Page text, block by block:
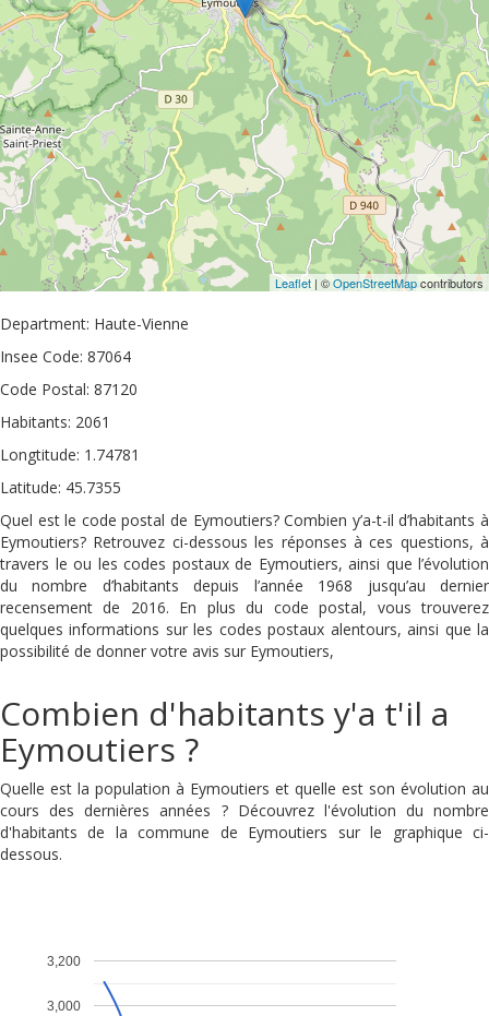
Leaflet | ©OpenStreetMapcontributors
Department: Haute-Vienne
Insee Code: 87064
Code Postal: 87120
Habitants: 2061
Longtitude: 1.74781
Latitude: 45.7355
Quel est le code postal de Eymoutiers? Combien y’a-t-il d’habitants à
Eymoutiers? Retrouvez ci-dessous les réponses à ces questions, à
travers le ou les codes postaux de Eymoutiers, ainsi que l’évolution
du nombre d’habitants depuis l’année 1968 jusqu’au dernier
recensement de 2016. En plus du code postal, vous trouverez
quelques informations sur les codes postaux alentours, ainsi que la
possibilité de donner votre avis sur Eymoutiers,
Combien d'habitants y'a t'il a
Eymoutiers ?
Quelle est la population à Eymoutiers et quelle est son évolution au
cours des dernières années ? Découvrez l'évolution du nombre
d'habitants de la commune de Eymoutiers sur le graphique ci-
dessous.
3,000
3,200